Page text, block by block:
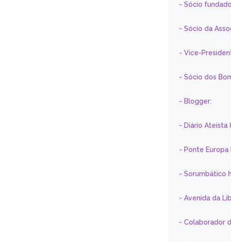
- Sócio
- Sócio da
- Vice-
- Sócio dos
- Blogger:
- Diário
- Ponte
- Sorumbático
- Avenida da
- Colaborador